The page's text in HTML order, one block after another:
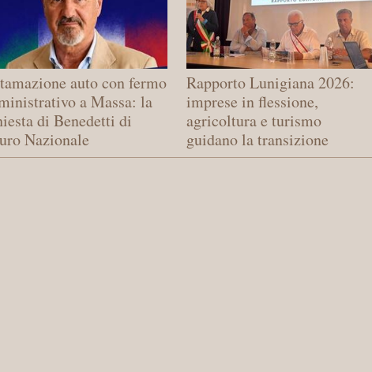
auto con fermo
a Massa: la
di Benedetti di
Nazionale
Rapporto Lunigiana 2026:
imprese in flessione,
agricoltura e turismo
guidano la transizione